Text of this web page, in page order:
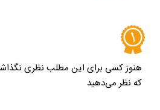
هنوز کسی برای این مطلب نظری
که نظر می‌دهید